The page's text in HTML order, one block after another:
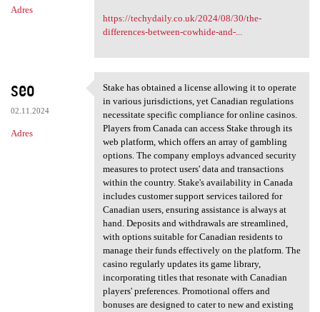
Adres
https://techydaily.co.uk/2024/08/30/the-
differences-between-cowhide-and-...
seo
02.11.2024
Adres
Stake has obtained a license
Stake has obtained a license allowing it to operate
in various jurisdictions, yet Canadian regulations
necessitate specific compliance for online casinos.
Players from Canada can access Stake through its
web platform, which offers an array of gambling
options. The company employs advanced security
measures to protect users' data and transactions
within the country. Stake's availability in Canada
includes customer support services tailored for
Canadian users, ensuring assistance is always at
hand. Deposits and withdrawals are streamlined,
with options suitable for Canadian residents to
manage their funds effectively on the platform. The
casino regularly updates its game library,
incorporating titles that resonate with Canadian
players' preferences. Promotional offers and
bonuses are designed to cater to new and existing